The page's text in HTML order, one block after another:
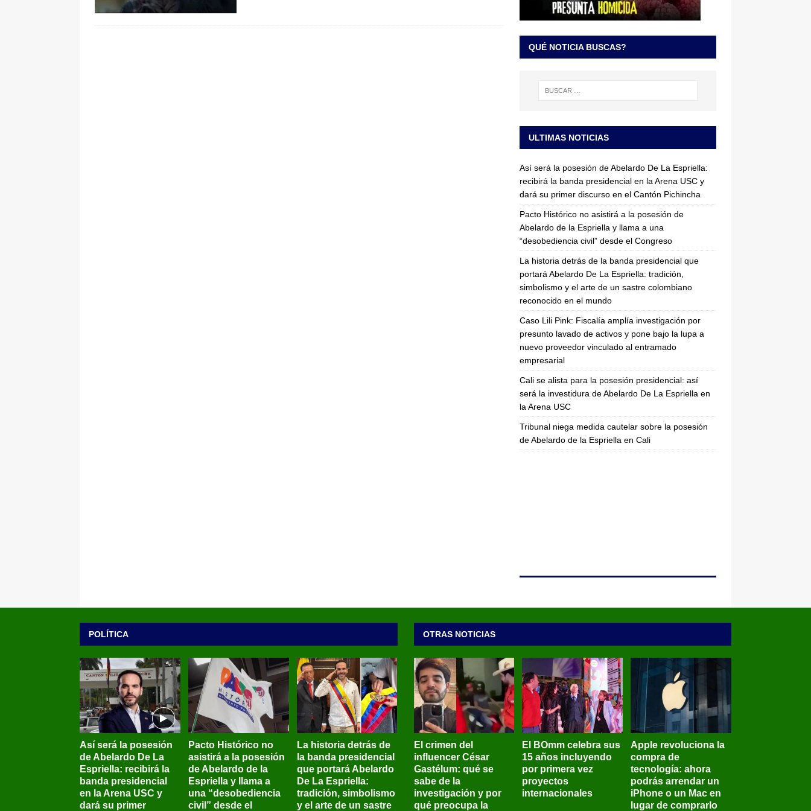
pone bajo la lupa a nuevo proveedor vinculado al entramado empresarial
QUÉ NOTICIA BUSCAS?
ULTIMAS NOTICIAS
Así será la posesión de Abelardo De La Espriella:
recibirá la banda presidencial en la Arena USC y
dará su primer discurso en el Cantón Pichincha
Pacto Histórico no asistirá a la posesión de
Abelardo de la Espriella y llama a una
“desobediencia civil” desde el Congreso
La historia detrás de la banda presidencial que
portará Abelardo De La Espriella: tradición,
simbolismo y el arte de un sastre colombiano
reconocido en el mundo
Caso Lili Pink: Fiscalía amplía investigación por
presunto lavado de activos y pone bajo la lupa a
nuevo proveedor vinculado al entramado
empresarial
Cali se alista para la posesión presidencial: así
será la investidura de Abelardo De La Espriella en
la Arena USC
Tribunal niega medida cautelar sobre la posesión
de Abelardo de la Espriella en Cali
POLÍTICA
Así será la posesión
de Abelardo De La
Espriella: recibirá la
banda presidencial
en la Arena USC y
dará su primer
Pacto Histórico no
asistirá a la posesión
de Abelardo de la
Espriella y llama a
una “desobediencia
civil” desde el
La historia detrás de
la banda presidencial
que portará Abelardo
De La Espriella:
tradición, simbolismo
y el arte de un sastre
OTRAS NOTICIAS
El crimen del
influencer César
Gastélum: qué se
sabe de la
investigación y por
qué preocupa la
El BOmm celebra sus
15 años incluyendo
por primera vez
proyectos
internacionales
Apple revoluciona la
compra de
tecnología: ahora
podrás arrendar un
iPhone o un Mac en
lugar de comprarlo